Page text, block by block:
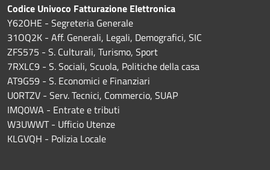
Codice Univoco Fatturazione Elettronica
Y62OHE - Segreteria Generale
31OQ2K - Aff. Generali, Legali, Demografici, SIC
ZFS575 - S. Culturali, Turismo, Sport
7RXLC9 - S. Sociali, Scuola, Politiche della casa
AT9G59 - S. Economici e Finanziari
U0RTZV - Serv. Tecnici, Commercio, SUAP
IMQ0WA - Entrate e tributi
W3UWWT - Ufficio Utenze
KLGVQH - Polizia Locale